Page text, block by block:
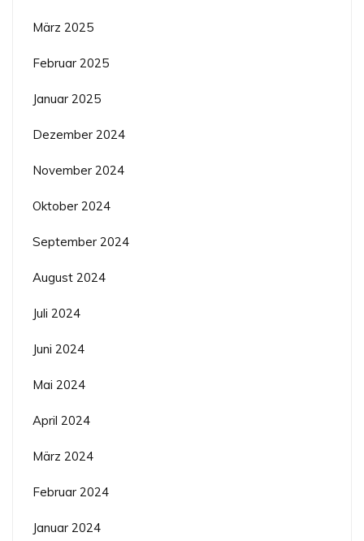
März 2025
Februar 2025
Januar 2025
Dezember 2024
November 2024
Oktober 2024
September 2024
August 2024
Juli 2024
Juni 2024
Mai 2024
April 2024
März 2024
Februar 2024
Januar 2024